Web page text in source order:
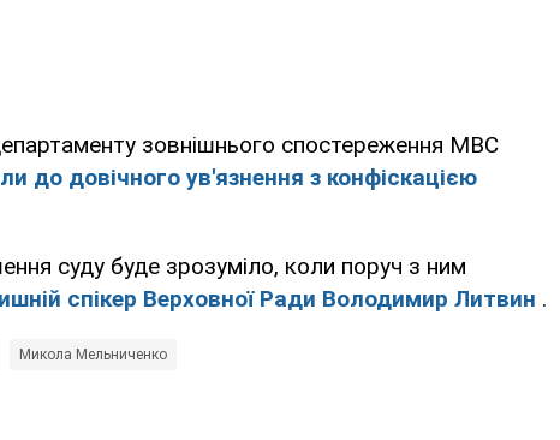
зовнішнього спостереження МВС
до довічного ув'язнення з конфіскацією
суду буде зрозуміло, коли поруч з ним
спікер Верховної Ради Володимир Литвин .
Микола Мельниченко